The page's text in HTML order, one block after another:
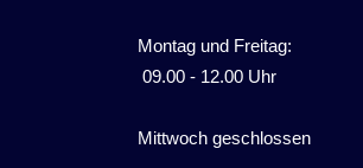
Montag und Freitag:
09.00 - 12.00 Uhr
Mittwoch geschlossen